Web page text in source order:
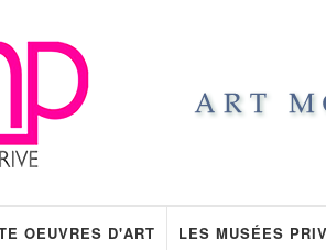
OEUVRES D'ART LES MUSÉES